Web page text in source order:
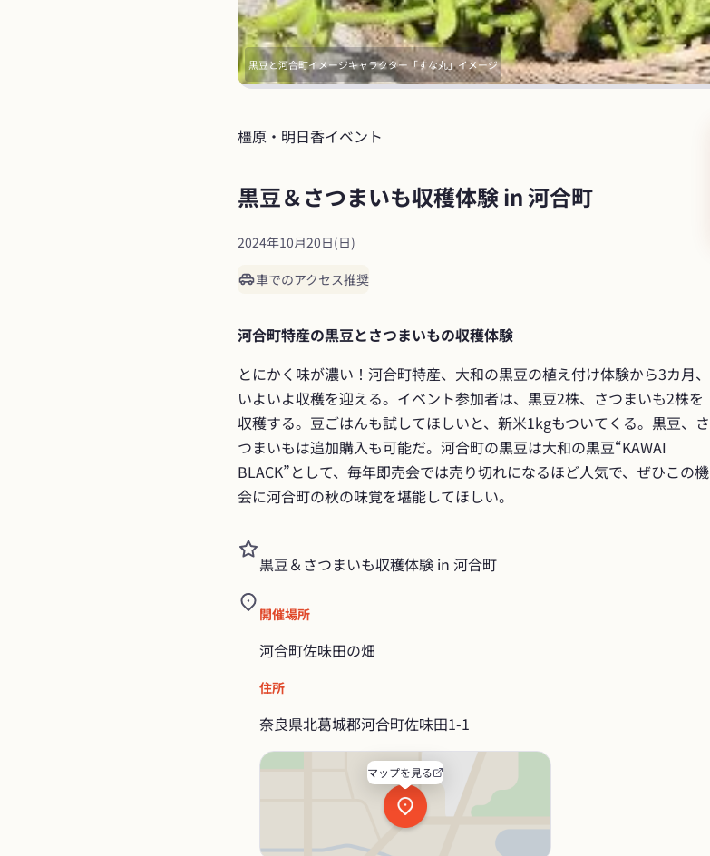
黒豆と河合町イメージキャラクター「すな丸」イメージ
橿原・明日香イベント
黒豆＆さつまいも収穫体験 in 河合町
2024年10月20日(日)
車でのアクセス推奨
河合町特産の黒豆とさつまいもの収穫体験
とにかく味が濃い！河合町特産、大和の黒豆の植え付け体験から3カ月、
いよいよ収穫を迎える。イベント参加者は、黒豆2株、さつまいも2株を
収穫する。豆ごはんも試してほしいと、新米1kgもついてくる。黒豆、さ
つまいもは追加購入も可能だ。河合町の黒豆は大和の黒豆“KAWAI
BLACK”として、毎年即売会では売り切れになるほど人気で、ぜひこの機
会に河合町の秋の味覚を堪能してほしい。
黒豆＆さつまいも収穫体験 in 河合町
開催場所
河合町佐味田の畑
住所
奈良県北葛城郡河合町佐味田1-1
マップを見る